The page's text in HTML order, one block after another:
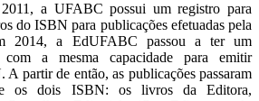
a UFABC possui um registro para
do ISBN para publicações efetuadas pela
2014, a EdUFABC passou a ter um
a mesma capacidade para emitir
A partir de então, as publicações passaram
os dois ISBN: os livros da Editora,